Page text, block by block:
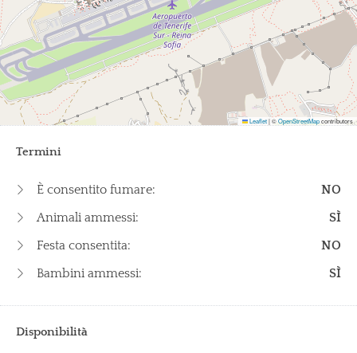
Leaflet|©OpenStreetMapcontributors
Termini
È consentito fumare:
NO
Animali ammessi:
SÌ
Festa consentita:
NO
Bambini ammessi:
SÌ
Disponibilità